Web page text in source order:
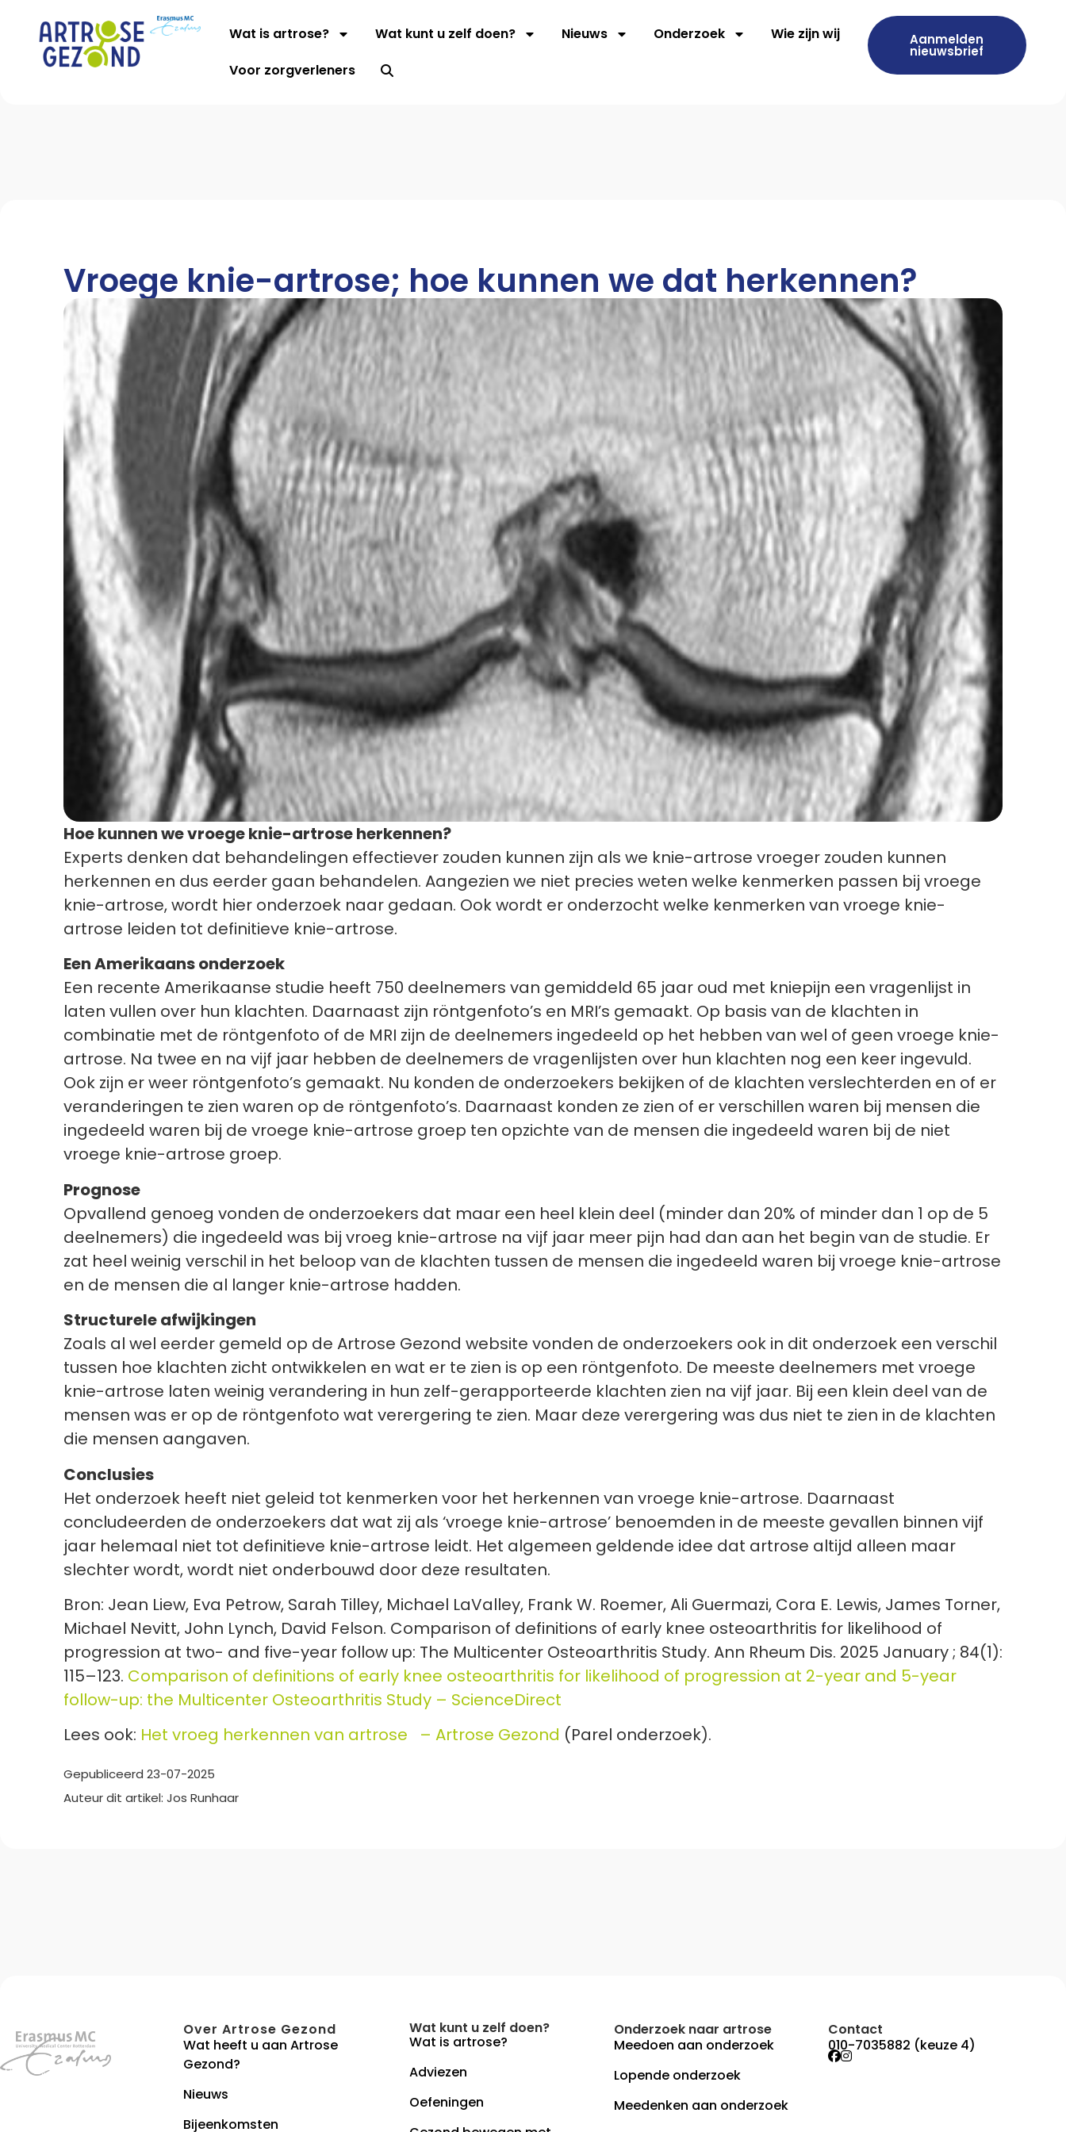
Wat is artrose? Wat kunt u zelf doen? Nieuws Onderzoek
Wie zijn wij
Voor zorgverleners
Aanmelden
nieuwsbrief
Vroege knie-artrose; hoe kunnen we dat herkennen?
Hoe kunnen we vroege knie-artrose herkennen?
Experts denken dat behandelingen effectiever zouden kunnen zijn als we knie-artrose vroeger zouden kunnen
herkennen en dus eerder gaan behandelen. Aangezien we niet precies weten welke kenmerken passen bij vroege
knie-artrose, wordt hier onderzoek naar gedaan. Ook wordt er onderzocht welke kenmerken van vroege knie-
artrose leiden tot definitieve knie-artrose.
Een Amerikaans onderzoek
Een recente Amerikaanse studie heeft 750 deelnemers van gemiddeld 65 jaar oud met kniepijn een vragenlijst in
laten vullen over hun klachten. Daarnaast zijn röntgenfoto’s en MRI’s gemaakt. Op basis van de klachten in
combinatie met de röntgenfoto of de MRI zijn de deelnemers ingedeeld op het hebben van wel of geen vroege knie-
artrose. Na twee en na vijf jaar hebben de deelnemers de vragenlijsten over hun klachten nog een keer ingevuld.
Ook zijn er weer röntgenfoto’s gemaakt. Nu konden de onderzoekers bekijken of de klachten verslechterden en of er
veranderingen te zien waren op de röntgenfoto’s. Daarnaast konden ze zien of er verschillen waren bij mensen die
ingedeeld waren bij de vroege knie-artrose groep ten opzichte van de mensen die ingedeeld waren bij de niet
vroege knie-artrose groep.
Prognose
Opvallend genoeg vonden de onderzoekers dat maar een heel klein deel (minder dan 20% of minder dan 1 op de 5
deelnemers) die ingedeeld was bij vroeg knie-artrose na vijf jaar meer pijn had dan aan het begin van de studie. Er
zat heel weinig verschil in het beloop van de klachten tussen de mensen die ingedeeld waren bij vroege knie-artrose
en de mensen die al langer knie-artrose hadden.
Structurele afwijkingen
Zoals al wel eerder gemeld op de Artrose Gezond website vonden de onderzoekers ook in dit onderzoek een verschil
tussen hoe klachten zicht ontwikkelen en wat er te zien is op een röntgenfoto. De meeste deelnemers met vroege
knie-artrose laten weinig verandering in hun zelf-gerapporteerde klachten zien na vijf jaar. Bij een klein deel van de
mensen was er op de röntgenfoto wat verergering te zien. Maar deze verergering was dus niet te zien in de klachten
die mensen aangaven.
Conclusies
Het onderzoek heeft niet geleid tot kenmerken voor het herkennen van vroege knie-artrose. Daarnaast
concludeerden de onderzoekers dat wat zij als ‘vroege knie-artrose’ benoemden in de meeste gevallen binnen vijf
jaar helemaal niet tot definitieve knie-artrose leidt. Het algemeen geldende idee dat artrose altijd alleen maar
slechter wordt, wordt niet onderbouwd door deze resultaten.
Bron: Jean Liew, Eva Petrow, Sarah Tilley, Michael LaValley, Frank W. Roemer, Ali Guermazi, Cora E. Lewis, James Torner,
Michael Nevitt, John Lynch, David Felson. Comparison of definitions of early knee osteoarthritis for likelihood of
progression at two- and five-year follow up: The Multicenter Osteoarthritis Study. Ann Rheum Dis. 2025 January ; 84(1):
115–123. Comparison of definitions of early knee osteoarthritis for likelihood of progression at 2-year and 5-year
follow-up: the Multicenter Osteoarthritis Study – ScienceDirect
Lees ook: Het vroeg herkennen van artrose – Artrose Gezond (Parel onderzoek).
Gepubliceerd 23-07-2025
Auteur dit artikel: Jos Runhaar
Over Artrose Gezond
Wat heeft u aan Artrose
Gezond?
Nieuws
Bijeenkomsten
Wat kunt u zelf doen?
Wat is artrose?
Adviezen
Oefeningen
Onderzoek naar artrose
Meedoen aan onderzoek
Lopende onderzoek
Meedenken aan onderzoek
Contact
010-7035882 (keuze 4)